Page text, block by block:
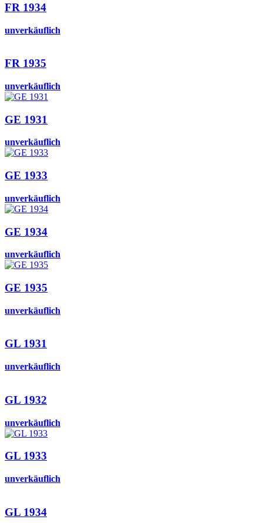
FR 1934
unverkäuflich
FR 1935
unverkäuflich
GE 1931
unverkäuflich
GE 1933
unverkäuflich
GE 1934
unverkäuflich
GE 1935
unverkäuflich
GL 1931
unverkäuflich
GL 1932
unverkäuflich
GL 1933
unverkäuflich
GL 1934